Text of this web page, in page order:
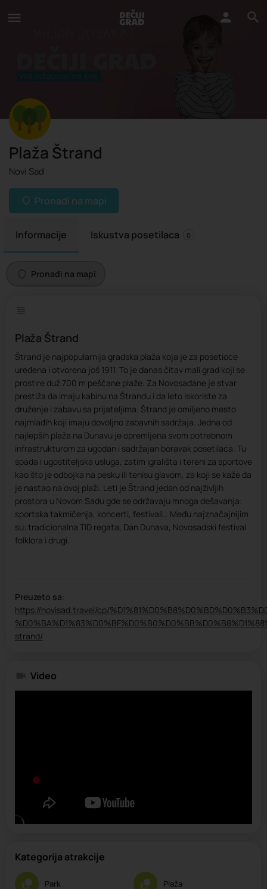
Plaža Štrand
Novi Sad
Pronađi na mapi
Informacije Iskustva posetilaca 0
Pronađi na mapi
Plaža Štrand
Štrand je najpopularnija gradska plaža koja je za posetioce
uređena i otvorena još 1911. To je danas čitav mali grad koji se
prostire duž 700 m peščane plaže. Za Novosađane je stvar
prestiža da imaju kabinu na Štrandu i da leto iskoriste za
druženje i zabavu sa prijateljima. Štrand je omiljeno mesto
najmlađih koji imaju dovoljno zabavnih sadržaja. Jedna od
najlepših plaža na Dunavu je opremljena svom potrebnom
infrastrukturom za ugodan i sadržajan boravak posetilaca. Tu
spada i ugostiteljska usluga, zatim igrališta i tereni za sportove
kao što je odbojka na pesku ili tenisu glavom, za koji se kaže da
je nastao na ovoj plaži. Leti je Štrand jedan od najživljih
prostora u Novom Sadu gde se održavaju mnoga dešavanja:
sportska takmičenja, koncerti, festivali… Među najznačajnijim
su: tradicionalna TID regata, Dan Dunava, Novosadski festival
folklora i drugi.
Preuzeto sa:
https://novisad.travel/cp/
strand/
Video
Kategorija atrakcije
Park Plaža